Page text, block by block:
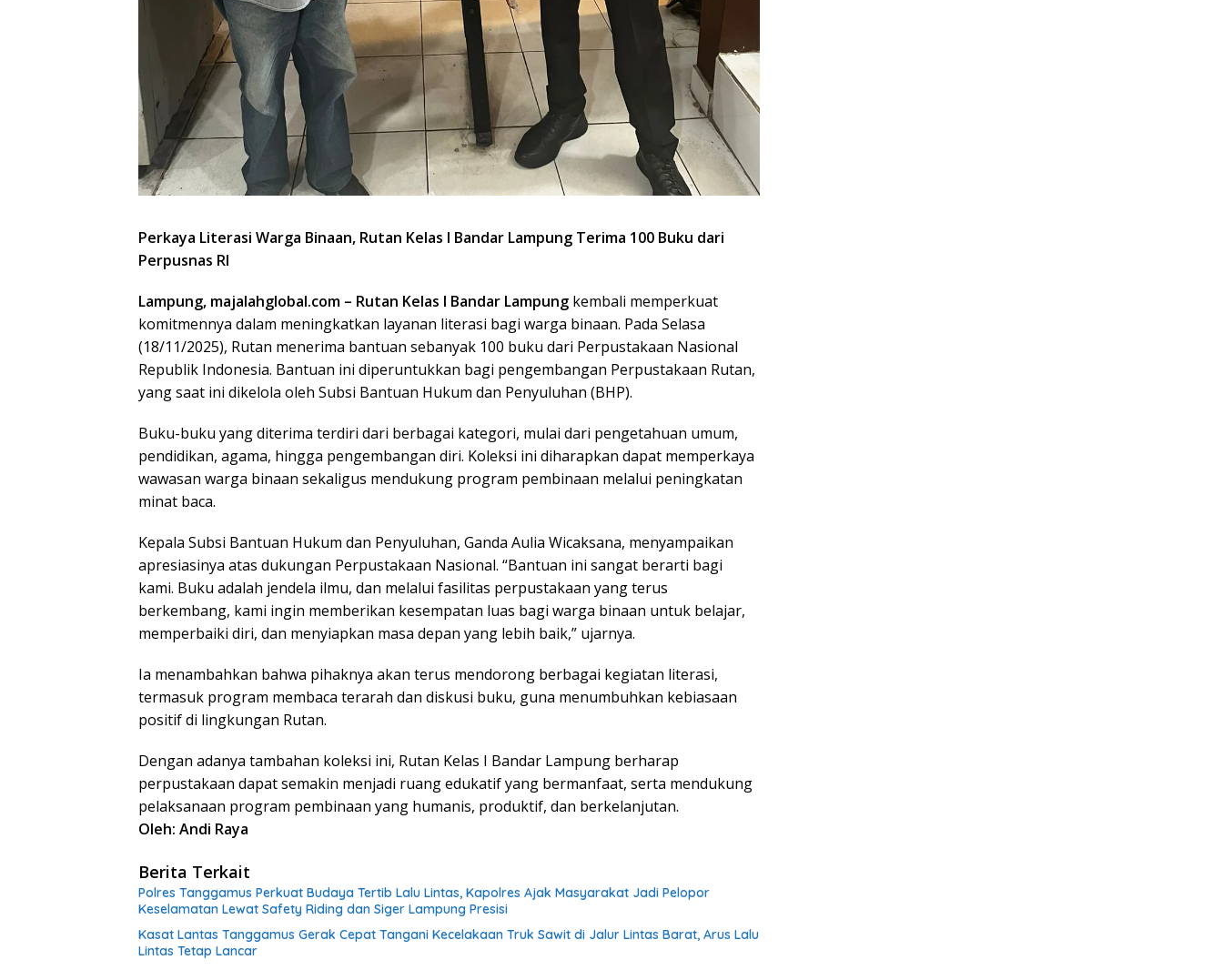
Perkaya Literasi Warga Binaan, Rutan Kelas I Bandar Lampung Terima 100 Buku dari
Perpusnas RI
Lampung, majalahglobal.com – Rutan Kelas I Bandar Lampung kembali memperkuat
komitmennya dalam meningkatkan layanan literasi bagi warga binaan. Pada Selasa
(18/11/2025), Rutan menerima bantuan sebanyak 100 buku dari Perpustakaan Nasional
Republik Indonesia. Bantuan ini diperuntukkan bagi pengembangan Perpustakaan Rutan,
yang saat ini dikelola oleh Subsi Bantuan Hukum dan Penyuluhan (BHP).
Buku-buku yang diterima terdiri dari berbagai kategori, mulai dari pengetahuan umum,
pendidikan, agama, hingga pengembangan diri. Koleksi ini diharapkan dapat memperkaya
wawasan warga binaan sekaligus mendukung program pembinaan melalui peningkatan
minat baca.
Kepala Subsi Bantuan Hukum dan Penyuluhan, Ganda Aulia Wicaksana, menyampaikan
apresiasinya atas dukungan Perpustakaan Nasional. “Bantuan ini sangat berarti bagi
kami. Buku adalah jendela ilmu, dan melalui fasilitas perpustakaan yang terus
berkembang, kami ingin memberikan kesempatan luas bagi warga binaan untuk belajar,
memperbaiki diri, dan menyiapkan masa depan yang lebih baik,” ujarnya.
Ia menambahkan bahwa pihaknya akan terus mendorong berbagai kegiatan literasi,
termasuk program membaca terarah dan diskusi buku, guna menumbuhkan kebiasaan
positif di lingkungan Rutan.
Dengan adanya tambahan koleksi ini, Rutan Kelas I Bandar Lampung berharap
perpustakaan dapat semakin menjadi ruang edukatif yang bermanfaat, serta mendukung
pelaksanaan program pembinaan yang humanis, produktif, dan berkelanjutan.
Oleh: Andi Raya
Berita Terkait
Polres Tanggamus Perkuat Budaya Tertib Lalu Lintas, Kapolres Ajak Masyarakat Jadi Pelopor
Keselamatan Lewat Safety Riding dan Siger Lampung Presisi
Kasat Lantas Tanggamus Gerak Cepat Tangani Kecelakaan Truk Sawit di Jalur Lintas Barat, Arus Lalu
Lintas Tetap Lancar